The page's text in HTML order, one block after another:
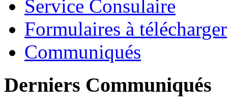
Service Consulaire
Formulaires à télécharger
Communiqués
Derniers Communiqués